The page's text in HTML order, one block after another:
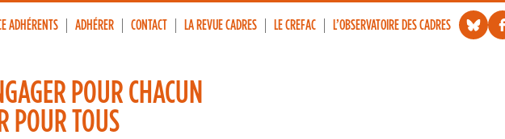
ADHÉRENTS ADHÉRER CONTACT LA REVUE CADRES LE CREFAC L’OBSERVATOIRE DES CADRES
POUR CHACUN
POUR TOUS